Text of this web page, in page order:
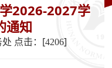
2026-2027学
通知
点击：[4206]